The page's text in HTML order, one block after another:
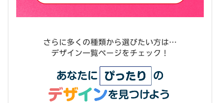
さらに多くの種類から選びたい方は…
デザイン一覧ページをチェック！